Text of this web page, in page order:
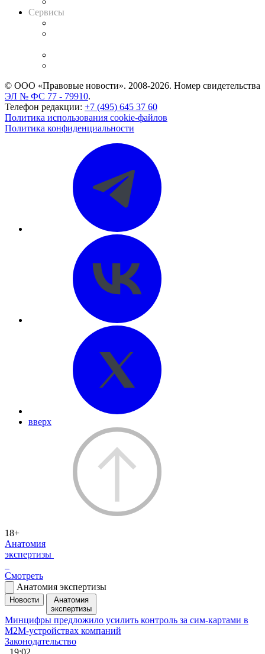
Сервисы
© ООО «Правовые новости». 2008-2026. Номер свидетельства
ЭЛ № ФС 77 - 79910.
Телефон редакции: +7 (495) 645 37 60
Политика использования cookie-файлов
Политика конфиденциальности
вверх
18+
Анатомия
экспертизы
Смотреть
Анатомия экспертизы
Новости
Анатомия
экспертизы
Минцифры предложило усилить контроль за сим-картами в
M2M-устройствах компаний
Законодательство
, 19:02